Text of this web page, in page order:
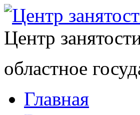
Центр
областное
Главная